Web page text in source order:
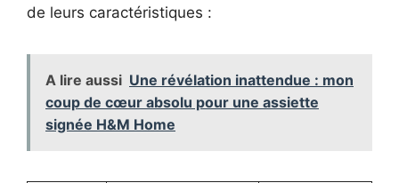
de leurs caractéristiques :
A lire aussi Une révélation inattendue : mon
coup de cœur absolu pour une assiette
signée H&M Home